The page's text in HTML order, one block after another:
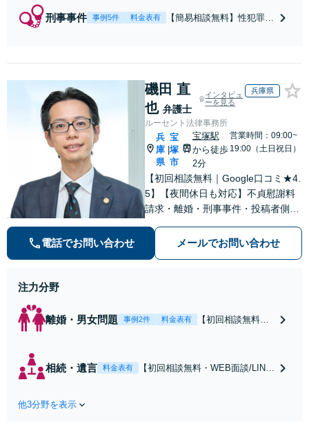
刑事事件 事例5件 料金表有
【簡易相談無料】性犯罪
犯罪（名誉毀損・わいせつ
物・不正アクセス・リベン
ジポルノ罪等）に非常に詳
しい弁護士です
磯田 直
也 弁護士
インタビュ
ーを見る
兵庫県
ルーセント法律事務所
兵
庫
県
宝
塚
市
宝塚駅
から徒歩
2分
営業時間：09:00~
19:00（土日祝日）
【初回相談無料｜Google口コミ★4.
5】【夜間休日も対応】不貞慰謝料
請求・離婚・刑事事件・投稿者側発
数。オーダーメイドのサービスで問
題解決や事業の推進を強力にサポー
電話でお問い合わせ メールでお問い合わせ
注力分野
離婚・男女問題 事例2件 料金表有
【初回相談無料・
倫の早期解決】
相続・遺言 料金表有
【初回相談無料・WEB面談/LINE
他3分野を表示